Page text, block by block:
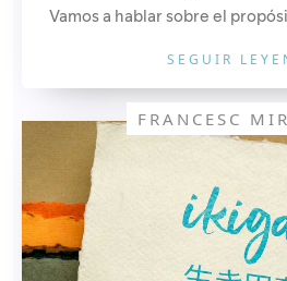
Vamos a hablar sobre el
SEGUIR
FRANCESC